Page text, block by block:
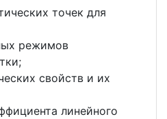
точек для
режимов
свойств и их
линейного